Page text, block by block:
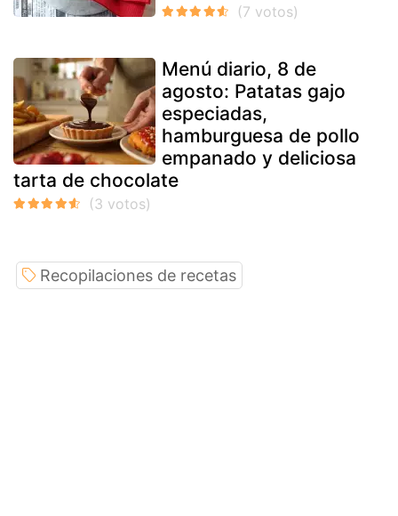
Menú diario, 8 de
agosto: Patatas gajo
especiadas,
hamburguesa de pollo
empanado y deliciosa
tarta de chocolate
Recopilaciones de recetas